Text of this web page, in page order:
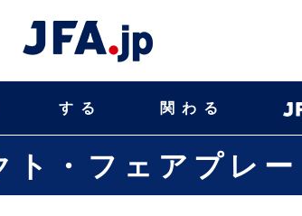
する 関わる
ト・フェアプレー